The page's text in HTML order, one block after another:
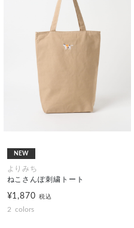
NEW
よりみち
ねこさんぽ刺繍トート
¥1,870税込
2 colors